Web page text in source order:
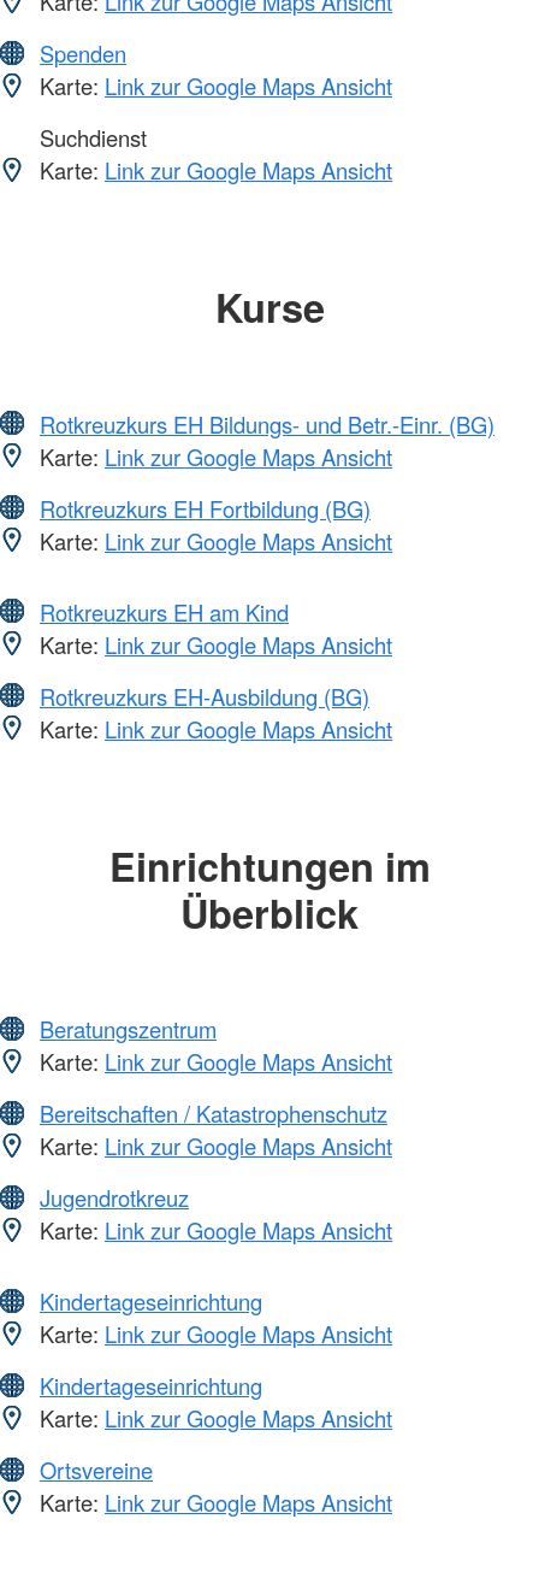
Spenden
Karte: Link zur Google Maps Ansicht
Suchdienst
Karte: Link zur Google Maps Ansicht
Kurse
Rotkreuzkurs EH Bildungs- und Betr.-Einr. (BG)
Karte: Link zur Google Maps Ansicht
Rotkreuzkurs EH Fortbildung (BG)
Karte: Link zur Google Maps Ansicht
Rotkreuzkurs EH am Kind
Karte: Link zur Google Maps Ansicht
Rotkreuzkurs EH-Ausbildung (BG)
Karte: Link zur Google Maps Ansicht
Einrichtungen im
Überblick
Beratungszentrum
Karte: Link zur Google Maps Ansicht
Bereitschaften / Katastrophenschutz
Karte: Link zur Google Maps Ansicht
Jugendrotkreuz
Karte: Link zur Google Maps Ansicht
Kindertageseinrichtung
Karte: Link zur Google Maps Ansicht
Kindertageseinrichtung
Karte: Link zur Google Maps Ansicht
Ortsvereine
Karte: Link zur Google Maps Ansicht